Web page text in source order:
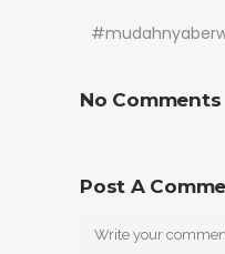
No Comments
Post A